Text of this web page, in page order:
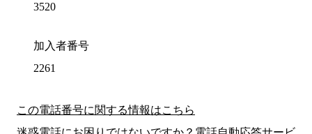
3520
加入者番号
2261
この電話番号に関する情報はこちら